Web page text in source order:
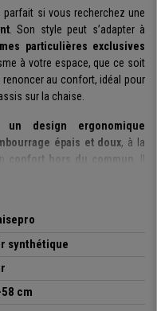
si vous recherchez une
. Son style peut s’adapter à
particulières exclusives
à votre espace, que ce soit
au confort, idéal pour
sur la chaise.
un design ergonomique
épais et doux, à la
confort hors du commun
. Il
à ces détails simples mais
pouvez activer facilement
du fauteuil, si vous
utile permettant de choisir
synthétique
cm